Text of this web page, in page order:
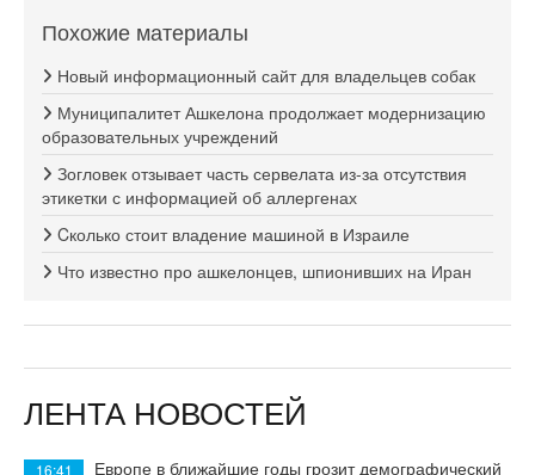
Похожие материалы
Новый информационный сайт для владельцев собак
Муниципалитет Ашкелона продолжает модернизацию
образовательных учреждений
Зогловек отзывает часть сервелата из-за отсутствия
этикетки с информацией об аллергенах
Cколько стоит владение машиной в Израиле
Что известно про ашкелонцев, шпионивших на Иран
ЛЕНТА НОВОСТЕЙ
16:41 Европе в ближайшие годы грозит демографический